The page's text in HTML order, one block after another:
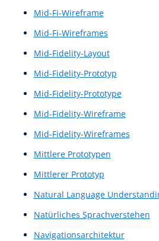
Large Language Models
LLM
Low Fidelity Prototyp
Low Fidelity Prototypes
Low Fidelity Wireframes
Low-Fi Prototype
Low-Fi Wireframe
Low-Fi-Wireframe